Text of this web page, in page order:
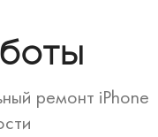
ремонт iPhone